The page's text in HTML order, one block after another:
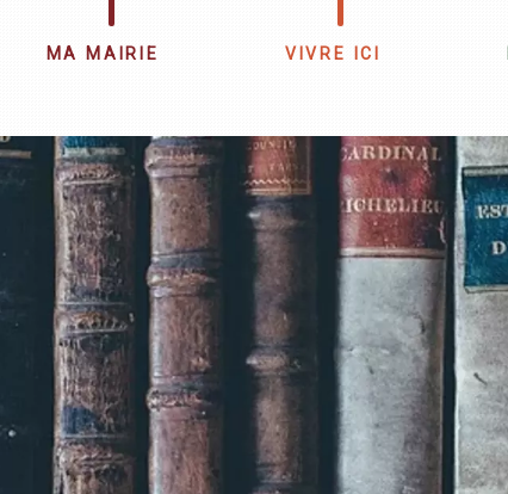
MA MAIRIE VIVRE ICI